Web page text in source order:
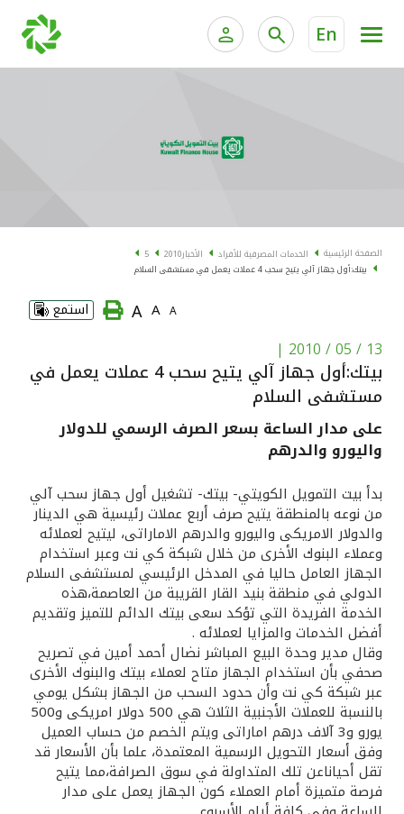
En
الخدمات المصرفية الإلكترونية للشركات
البطاقات
"برامج العملاء"
الاستثمار
القنوات المصرفية
أدوات وخدمات
خدمات ما بعد البيع
اتصل بنا
مواقع الفروع وأجهزة الصرف الآلي
ألمانيا
ماليزيا
تركيا
الصفحة الرئيسية الخدمات المصرفية للأفراد الأخبار2010
5
بيتك:أول جهاز آلي يتيح سحب 4 عملات يعمل في مستشفى السلام
A
A
A استمع
13 / 05 / 2010
|
بيتك:أول جهاز آلي يتيح سحب 4 عملات يعمل في
مستشفى السلام
على مدار الساعة بسعر الصرف الرسمي للدولار
واليورو والدرهم
بدأ بيت التمويل الكويتي- بيتك- تشغيل أول جهاز سحب آلي
من نوعه بالمنطقة يتيح صرف أربع عملات رئيسية هي الدينار
والدولار الامريكى واليورو والدرهم الاماراتى، ليتيح لعملائه
وعملاء البنوك الأخرى من خلال شبكة كي نت وعبر استخدام
الجهاز العامل حاليا في المدخل الرئيسي لمستشفى السلام
الدولي في منطقة بنيد القار القريبة من العاصمة،هذه
الخدمة الفريدة التي تؤكد سعى بيتك الدائم للتميز وتقديم
أفضل الخدمات والمزايا لعملائه .
وقال مدير وحدة البيع المباشر نضال أحمد أمين في تصريح
صحفي بأن استخدام الجهاز متاح لعملاء بيتك والبنوك الأخرى
عبر شبكة كي نت وأن حدود السحب من الجهاز بشكل يومي
بالنسبة للعملات الأجنبية الثلاث هي 500 دولار امريكى و500
يورو و3 آلاف درهم اماراتى ويتم الخصم من حساب العميل
وفق أسعار التحويل الرسمية المعتمدة، علما بأن الأسعار قد
تقل أحياناعن تلك المتداولة في سوق الصرافة،مما يتيح
فرصة متميزة أمام العملاء كون الجهاز يعمل على مدار